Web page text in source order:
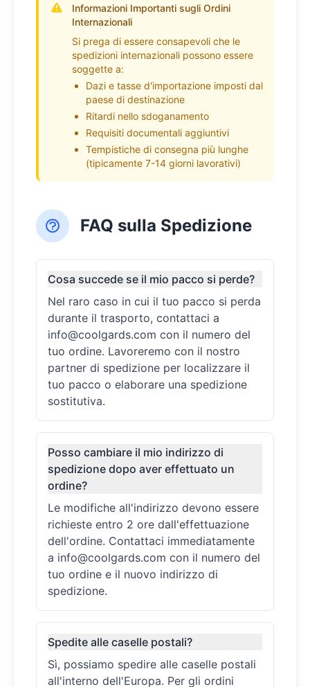
Informazioni Importanti sugli Ordini
Internazionali
Si prega di essere consapevoli che le
spedizioni internazionali possono essere
soggette a:
Dazi e tasse d'importazione imposti dal
paese di destinazione
Ritardi nello sdoganamento
Requisiti documentali aggiuntivi
Tempistiche di consegna più lunghe
(tipicamente 7-14 giorni lavorativi)
FAQ sulla Spedizione
Cosa succede se il mio pacco si perde?
Nel raro caso in cui il tuo pacco si perda
durante il trasporto, contattaci a
info@coolgards.com con il numero del
tuo ordine. Lavoreremo con il nostro
partner di spedizione per localizzare il
tuo pacco o elaborare una spedizione
sostitutiva.
Posso cambiare il mio indirizzo di
spedizione dopo aver effettuato un
ordine?
Le modifiche all'indirizzo devono essere
richieste entro 2 ore dall'effettuazione
dell'ordine. Contattaci immediatamente
a info@coolgards.com con il numero del
tuo ordine e il nuovo indirizzo di
spedizione.
Spedite alle caselle postali?
Sì, possiamo spedire alle caselle postali
all'interno dell'Europa. Per gli ordini